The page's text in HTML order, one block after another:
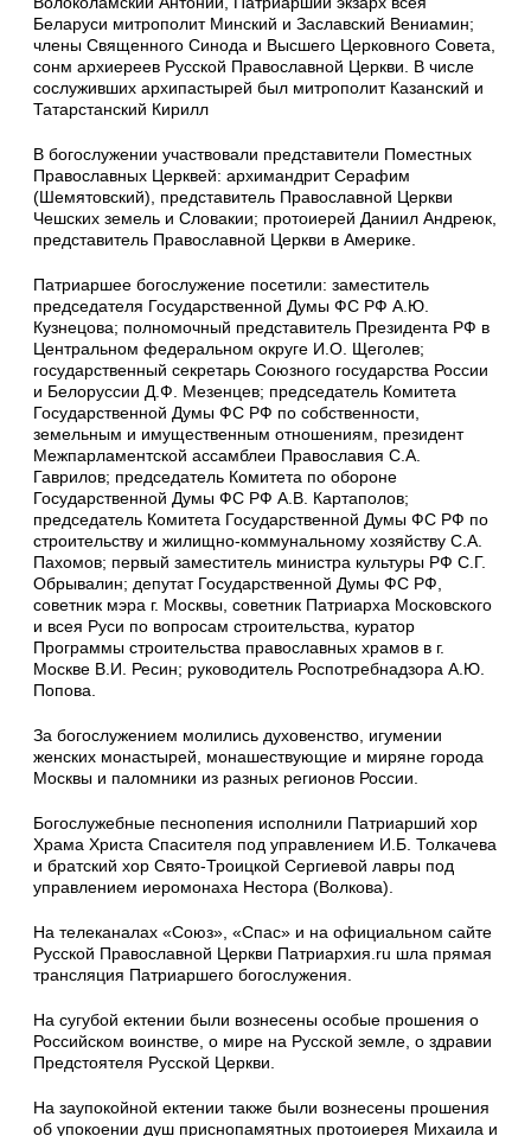
Беларуси митрополит Минский и Заславский Вениамин;
члены Священного Синода и Высшего Церковного Совета,
сонм архиереев Русской Православной Церкви. В числе
сослуживших архипастырей был митрополит Казанский и
Татарстанский Кирилл
В богослужении участвовали представители Поместных
Православных Церквей: архимандрит Серафим
(Шемятовский), представитель Православной Церкви
Чешских земель и Словакии; протоиерей Даниил Андреюк,
представитель Православной Церкви в Америке.
Патриаршее богослужение посетили: заместитель
председателя Государственной Думы ФС РФ А.Ю.
Кузнецова; полномочный представитель Президента РФ в
Центральном федеральном округе И.О. Щеголев;
государственный секретарь Союзного государства России
и Белоруссии Д.Ф. Мезенцев; председатель Комитета
Государственной Думы ФС РФ по собственности,
земельным и имущественным отношениям, президент
Межпарламентской ассамблеи Православия С.А.
Гаврилов; председатель Комитета по обороне
Государственной Думы ФС РФ А.В. Картаполов;
председатель Комитета Государственной Думы ФС РФ по
строительству и жилищно-коммунальному хозяйству С.А.
Пахомов; первый заместитель министра культуры РФ С.Г.
Обрывалин; депутат Государственной Думы ФС РФ,
советник мэра г. Москвы, советник Патриарха Московского
и всея Руси по вопросам строительства, куратор
Программы строительства православных храмов в г.
Москве В.И. Ресин; руководитель Роспотребнадзора А.Ю.
Попова.
За богослужением молились духовенство, игумении
женских монастырей, монашествующие и миряне города
Москвы и паломники из разных регионов России.
Богослужебные песнопения исполнили Патриарший хор
Храма Христа Спасителя под управлением И.Б. Толкачева
и братский хор Свято-Троицкой Сергиевой лавры под
управлением иеромонаха Нестора (Волкова).
На телеканалах «Союз», «Спас» и на официальном сайте
Русской Православной Церкви Патриархия.ru шла прямая
трансляция Патриаршего богослужения.
На сугубой ектении были вознесены особые прошения о
Российском воинстве, о мире на Русской земле, о здравии
Предстоятеля Русской Церкви.
На заупокойной ектении также были вознесены прошения
об упокоении душ приснопамятных протоиерея Михаила и